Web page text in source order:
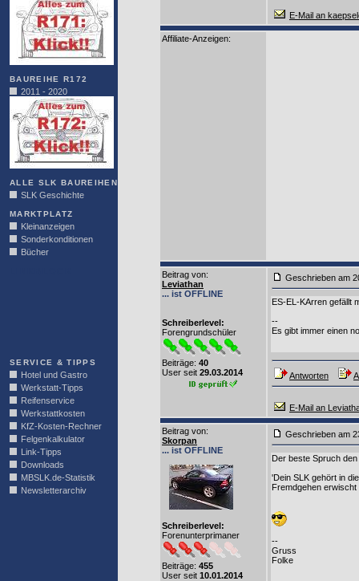
BAUREIHE R172
2011 - 2020
ALLE SLK BAUREIHEN
SLK Geschichte
MARKTPLATZ
Kleinanzeigen
Sonderkonditionen
Bücher
SERVICE & TIPPS
Hotel und Gastro
Werkstatt-Tipps
Reifenservice
Werkstattkosten
KfZ-Kosten-Rechner
Felgenkalkulator
Link-Tipps
Downloads
MBSLK.de-Statistik
Newsletterarchiv
E-Mail an
Affiliate-Anzeigen:
Beitrag von:
Leviathan
... ist OFFLINE
Schreiberlevel:
Forengrundschüler
Beiträge: 40
User seit 29.03.2014
Geschrieben am
ES-EL-KArren gefällt
--
Es gibt immer einen
Antworten
E-Mail an
Beitrag von:
Skorpan
... ist OFFLINE
Schreiberlevel:
Forenunterprimaner
Beiträge: 455
User seit 10.01.2014
Geschrieben am
Der beste Spruch
'Dein SLK gehört in
Fremdgehen erwischt
--
Gruss
Folke